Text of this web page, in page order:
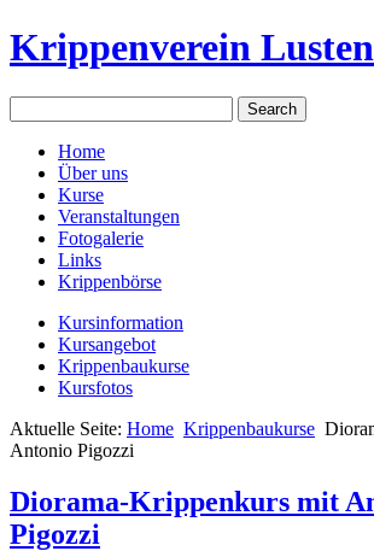
Krippenverein
Home
Über uns
Kurse
Veranstaltungen
Fotogalerie
Links
Krippenbörse
Kursinformation
Kursangebot
Krippenbaukurse
Kursfotos
Aktuelle Seite: Home Krippenbaukurse
Antonio Pigozzi
Diorama-Krippenkurs mit
Pigozzi